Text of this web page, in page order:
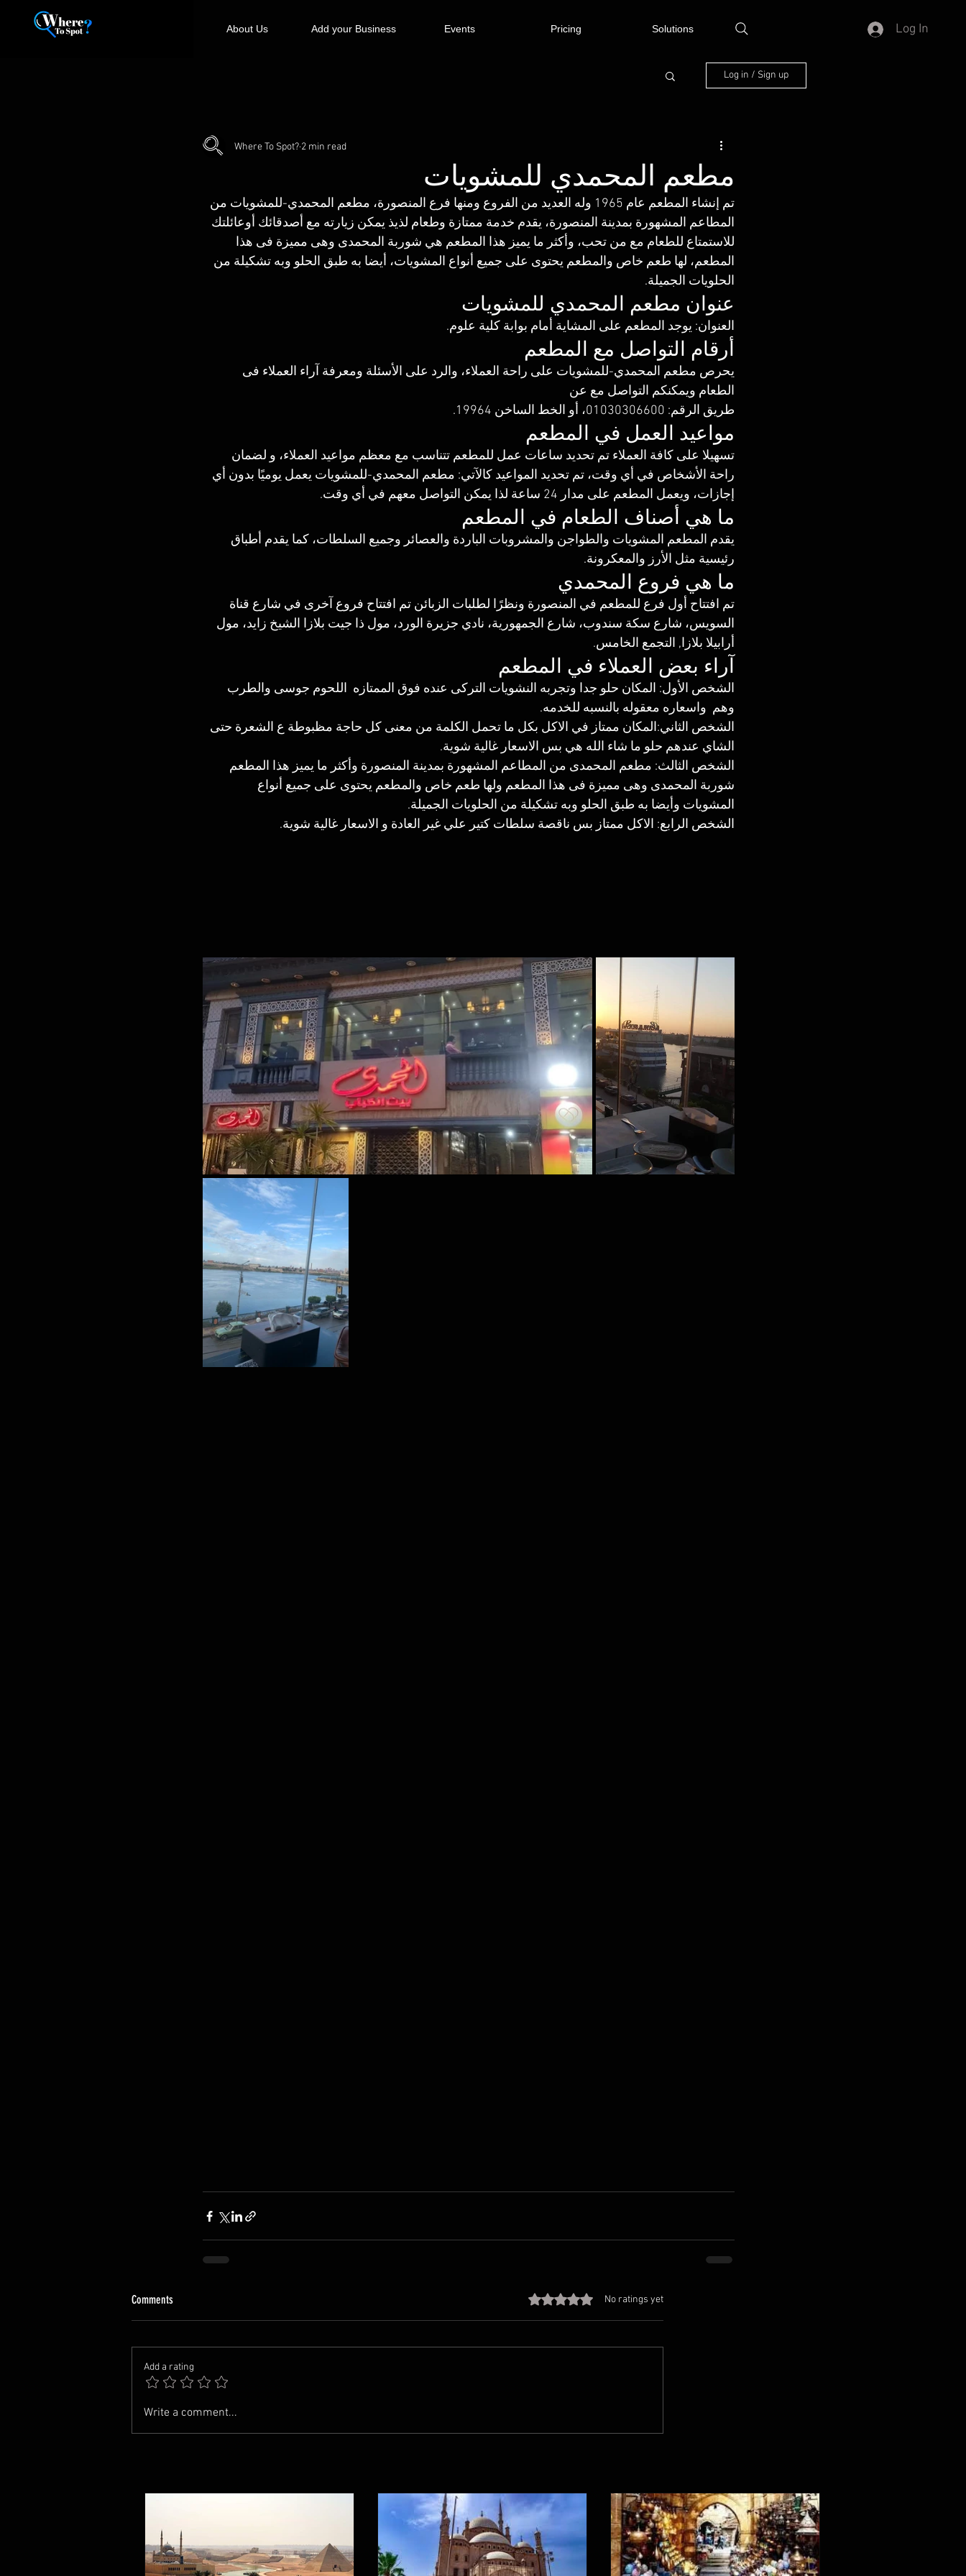
About Us Add your Business Events Pricing Solutions Log In
Log in / Sign up
مطعم المحمدي للمشويات
Where To Spot? 2 min read
تم إنشاء المطعم عام 1965 وله العديد من الفروع ومنها فرع المنصورة، مطعم المحمدي-للمشويات من
المطاعم المشهورة بمدينة المنصورة، يقدم خدمة ممتازة وطعام لذيذ يمكن زيارته مع أصدقائك أوعائلتك
للاستمتاع للطعام مع من تحب، وأكثر ما يميز هذا المطعم هي شوربة المحمدى وهى مميزة فى هذا
المطعم، لها طعم خاص والمطعم يحتوى على جميع أنواع المشويات، أيضا به طبق الحلو وبه تشكيلة من
الحلويات الجميلة.
عنوان مطعم المحمدي للمشويات
العنوان: يوجد المطعم على المشاية أمام بوابة كلية علوم.
أرقام التواصل مع المطعم
‏‪‏يحرص مطعم المحمدي-للمشويات على راحة العملاء، والرد على الأسئلة ومعرفة آراء العملاء فى
الطعام ويمكنكم التواصل مع عن
طريق الرقم: ‬01030306600، أو الخط الساخن 19964.
مواعيد العمل في المطعم
تسهيلا على كافة العملاء تم تحديد ساعات عمل للمطعم تتناسب مع معظم مواعيد العملاء، و لضمان
راحة الأشخاص في أي وقت، تم تحديد المواعيد كالآتي: مطعم المحمدي-للمشويات يعمل يوميًا بدون أي
إجازات، ويعمل المطعم على مدار 24 ساعة لذا يمكن التواصل معهم في أي وقت.
ما هي أصناف الطعام في المطعم
يقدم المطعم المشويات والطواجن والمشروبات الباردة والعصائر وجميع السلطات، كما يقدم أطباق
رئيسية مثل الأرز والمعكرونة.
ما هي فروع المحمدي
تم افتتاح أول فرع للمطعم في المنصورة ونظرًا لطلبات الزبائن تم افتتاح فروع آخرى في شارع قناة
السويس، شارع سكة سندوب، شارع الجمهورية، نادي جزيرة الورد، مول ذا جيت بلازا الشيخ زايد، مول
أرابيلا بلازا, التجمع الخامس.
آراء بعض العملاء في المطعم
الشخص الأول: المكان حلو جدا وتجربه النشويات التركى عنده فوق الممتازه  اللحوم جوسى والطرب
وهم  واسعاره معقوله بالنسبه للخدمه.
الشخص الثاني:المكان ممتاز في الاكل بكل ما تحمل الكلمة من معنى كل حاجة مظبوطة ع الشعرة حتى
الشاي عندهم حلو ما شاء الله هي بس الاسعار غالية شوية.
الشخص الثالث: مطعم المحمدى من المطاعم المشهورة بمدينة المنصورة وأكثر ما يميز هذا المطعم
شوربة المحمدى وهى مميزة فى هذا المطعم ولها طعم خاص والمطعم يحتوى على جميع أنواع
المشويات وأيضا به طبق الحلو وبه تشكيلة من الحلويات الجميلة.
الشخص الرابع: الاكل ممتاز بس ناقصة سلطات كتير علي غير العادة و الاسعار غالية شوية.
Comments Rated 0 out of 5 stars.
No ratings yet
Add a rating
Write a comment...